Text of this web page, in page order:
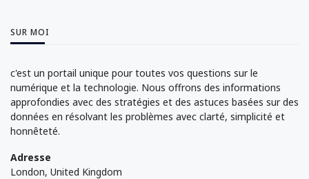
SUR MOI
c'est un portail unique pour toutes vos questions sur le
numérique et la technologie. Nous offrons des informations
approfondies avec des stratégies et des astuces basées sur des
données en résolvant les problèmes avec clarté, simplicité et
honnêteté.
Adresse
London, United Kingdom